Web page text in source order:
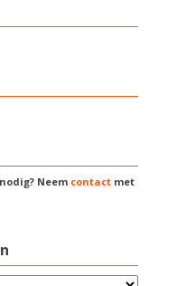
Neem contact met